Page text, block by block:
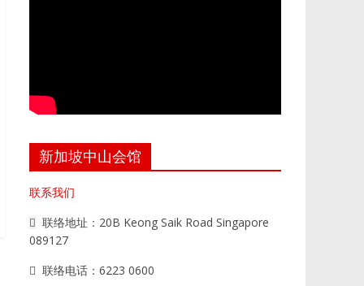
新加坡中山会馆
联系我们
联络地址：20B Keong Saik Road Singapore
089127
联络电话：6223 0600